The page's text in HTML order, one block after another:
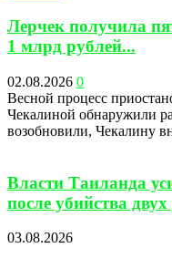
Лерчек получила
1 млрд рублей...
02.08.2026 0
Весной процесс
Чекалиной обнаружили
возобновили, Чекалину
Власти Таиланда
после убийства
03.08.2026